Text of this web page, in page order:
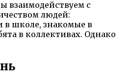
взаимодействуем с
людей:
в школе, знакомые в
в коллективах. Однако